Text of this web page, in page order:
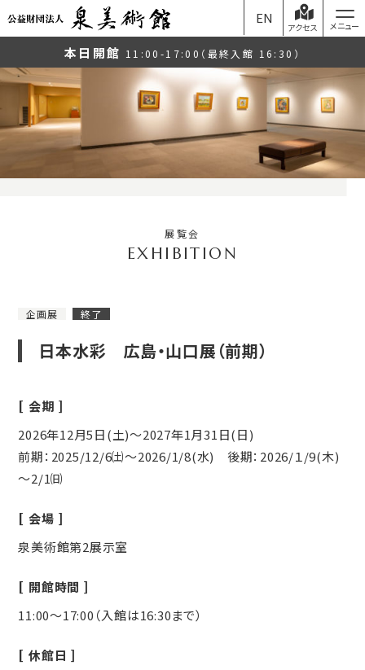
EN
本日開館 11:00-17:00（最終入館 16:30）
アクセス
展覧会
企画展 終了
日本水彩 広島・山口展（前期）
会期
2026年12月5日(土)～2027年1月31日(日)
前期：2025/12/6㈯～2026/1/8(水) 後期：2026/１/9(木)
～2/1㈰
会場
泉美術館第2展示室
開館時間
11:00～17:00（入館は16:30まで）
休館日